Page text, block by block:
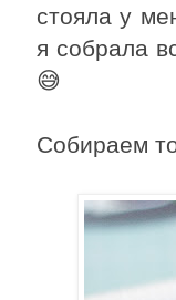
стояла у
я собрала
😅
Собираем